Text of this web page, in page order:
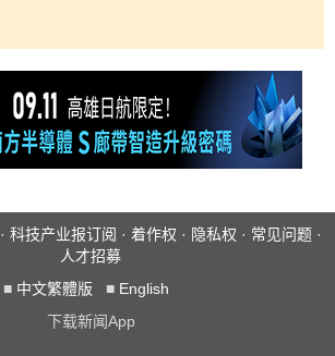
· 科技产业报订阅 · 着作权 · 隐私权 · 常见问题 ·
人才招募
■ 中文繁體版 ■ English
下载新闻App